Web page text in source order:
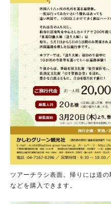
ツアーチラシ表面。帰りには道
などを購入できます。